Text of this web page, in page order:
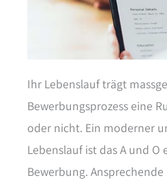
Ihr Lebenslauf trägt
Bewerbungsprozess eine
oder nicht. Ein moderner
Lebenslauf ist das A und
Bewerbung.